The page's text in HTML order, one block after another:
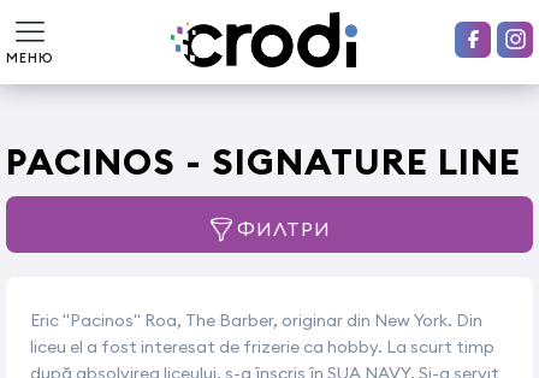
МЕНЮ
PACINOS - SIGNATURE LINE
ФИЛТРИ
Eric "Pacinos" Roa, The Barber, originar din New York. Din
liceu el a fost interesat de frizerie ca hobby. La scurt timp
după absolvirea liceului, s-a înscris în SUA NAVY. Și-a servit